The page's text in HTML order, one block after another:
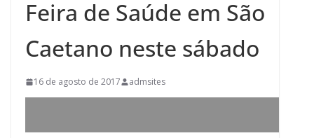
Feira de Saúde em São
Caetano neste sábado
16 de agosto de 2017 admsites